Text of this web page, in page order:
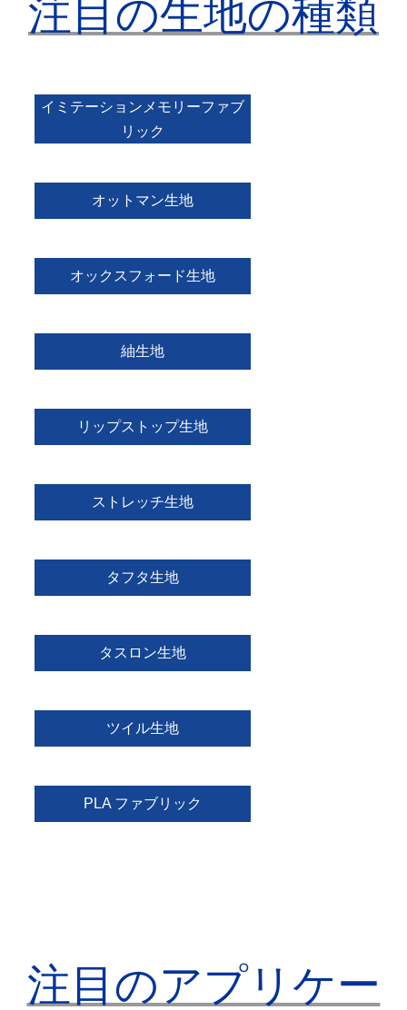
注目の生地の種類
イミテーションメモリーファブ
リック
オットマン生地
オックスフォード生地
紬生地
リップストップ生地
ストレッチ生地
タフタ生地
タスロン生地
ツイル生地
PLA ファブリック
注目のアプリケー